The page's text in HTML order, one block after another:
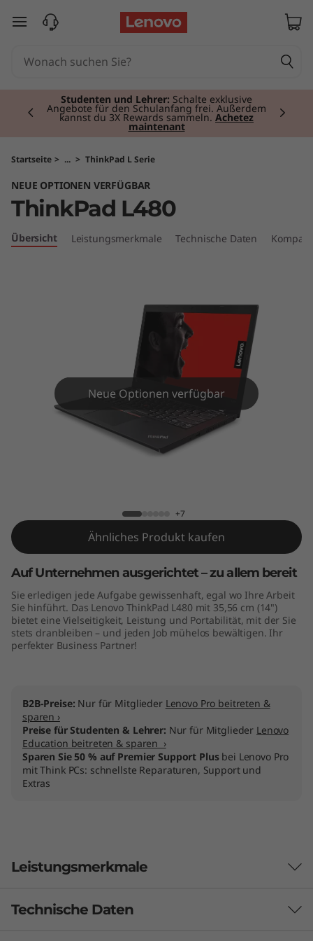
T
P
a
d
L
zum Hauptinhalt springen
Studenten und Lehrer: Schalte exklusive
Angebote für den Schulanfang frei. Außerdem
kannst du 3X Rewards sammeln. Achetez
maintenant
Currently displaying item 2 of 3
Startseite > ... > ThinkPad L Serie
NEUE OPTIONEN VERFÜGBAR
ThinkPad L480
Übersicht Leistungsmerkmale Technische Daten
Neue Optionen verfügbar
+7
Ähnliches Produkt kaufen
Auf Unternehmen ausgerichtet – zu allem bereit
Sie erledigen jede Aufgabe gewissenhaft, egal wo Ihre Arbeit
Sie hinführt. Das Lenovo ThinkPad L480 mit 35,56 cm (14")
bietet eine Vielseitigkeit, Leistung und Portabilität, mit der Sie
stets dranbleiben – und jeden Job mühelos bewältigen. Ihr
perfekter Business Partner!
B2B-Preise: Nur für Mitglieder Lenovo Pro beitreten &
sparen ›
Preise für Studenten & Lehrer: Nur für Mitglieder Lenovo
Education beitreten & sparen ›
Sparen Sie 50 % auf Premier Support Plusbei Lenovo Pro
mit Think PCs: schnellste Reparaturen, Support und
Extras
Leistungsmerkmale
Leistet viel, damit Sie es leichter haben
Technische Daten